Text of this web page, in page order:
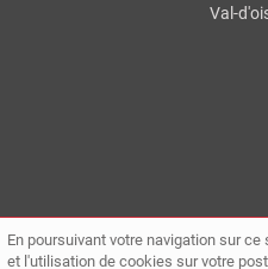
Val-
|Contact
En poursuivant votre navigation sur
et l'utilisation de cookies sur votre